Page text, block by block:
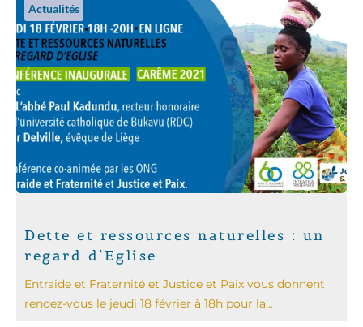
Actualités
Dette et ressources naturelles : un
regard d’Eglise
Entraide et Fraternité et Justice et Paix vous donnent
rendez-vous le jeudi 18 février à 18h pour la...